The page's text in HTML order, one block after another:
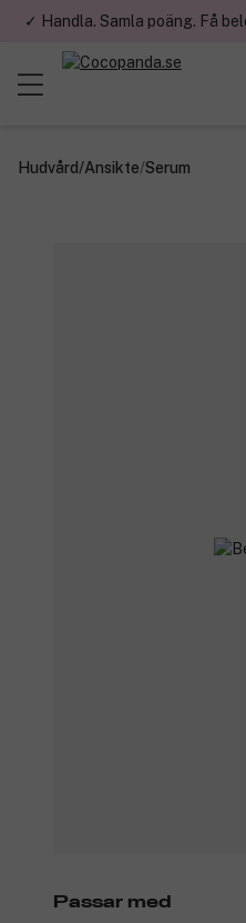
✓ Handla. Samla poäng. Få
Hudvård/Ansikte/Serum
Passar med